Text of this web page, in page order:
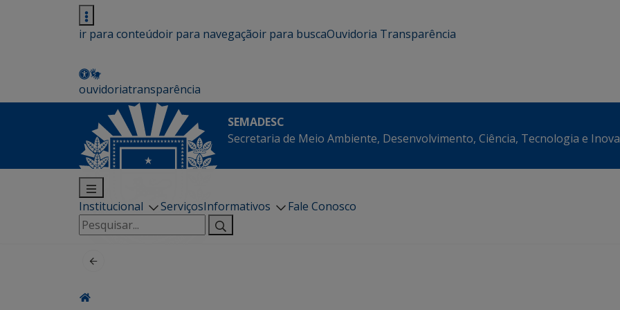
ir para conteúdoir para navegaçãoir para buscaOuvidoria Transparência
ouvidoriatransparência
SEMADESC
Secretaria de Meio Ambiente, Desenvolvimento, Ciência, Tecnologia e
Institucional ServiçosInformativos
Fale Conosco
Pesquisar
por: